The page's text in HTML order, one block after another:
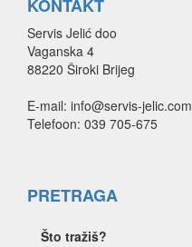
KONTAKT
Servis Jelić doo
Vaganska 4
88220 Široki Brijeg
E-mail: info@servis-jelic.com
Telefoon: 039 705-675
PRETRAGA
Što tražiš?